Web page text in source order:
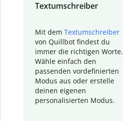
Textumschreiber
Mit dem Textumschreiber
von Quillbot findest du
immer die richtigen Worte.
Wähle einfach den
passenden vordefinierten
Modus aus oder erstelle
deinen eigenen
personalisierten Modus.